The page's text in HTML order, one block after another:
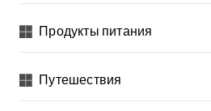
Продукты питания
Путешествия